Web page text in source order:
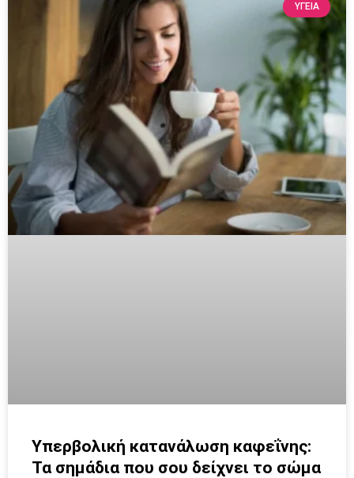
ΥΓΕΙΑ
Υπερβολική κατανάλωση καφεΐνης:
Τα σημάδια που σου δείχνει το σώμα